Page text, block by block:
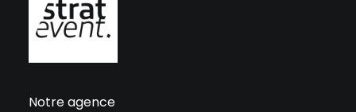
Notre agence